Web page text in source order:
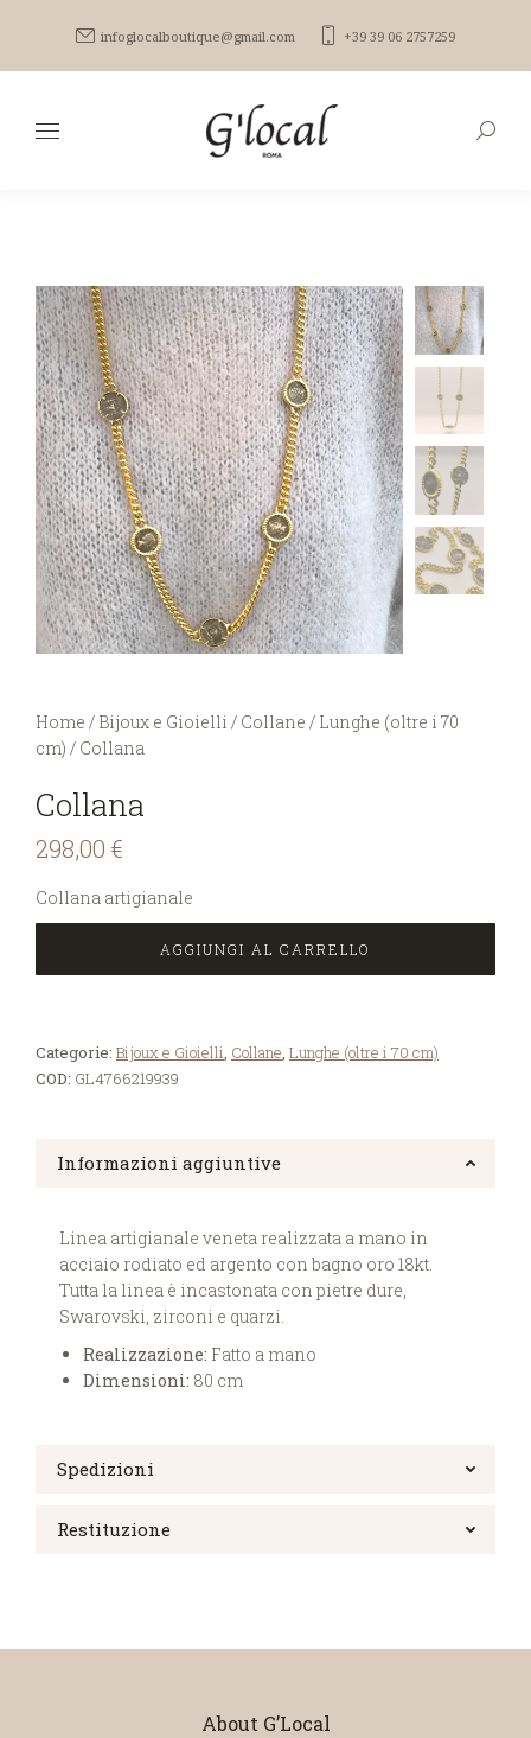
infoglocalboutique@gmail.com +39 39 06 2757259
You are here:
Home / Bijoux e Gioielli / Collane / Lunghe (oltre i 70
cm) / Collana
Collana
298,00 €
Collana artigianale
AGGIUNGI AL CARRELLO
Categorie: Bijoux e Gioielli, Collane, Lunghe (oltre i 70 cm)
COD: GL4766219939
Informazioni aggiuntive
Linea artigianale veneta realizzata a mano in
acciaio rodiato ed argento con bagno oro 18kt.
Tutta la linea è incastonata con pietre dure,
Swarovski, zirconi e quarzi.
Realizzazione: Fatto a mano
Dimensioni: 80 cm
Spedizioni
Restituzione
About G’Local